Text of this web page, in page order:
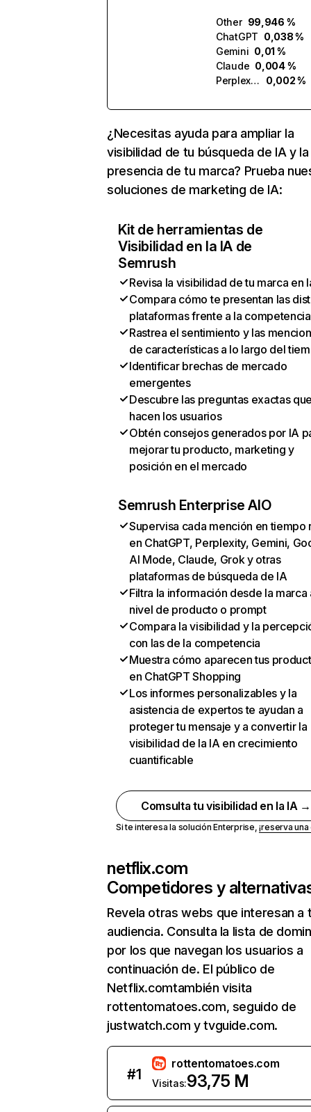
Other 99,946 %
ChatGPT 0,038 %
Gemini 0,01 %
Claude 0,004 %
Perplexity
0,002 %
¿Necesitas ayuda para ampliar la
visibilidad de tu búsqueda de IA y la
presencia de tu marca? Prueba
soluciones de marketing de IA:
Kit de herramientas de
Visibilidad en la IA de
Semrush
Revisa la visibilidad de tu marca en
Compara cómo te presentan las
plataformas frente a la competencia
Rastrea el sentimiento y las
de características a lo largo del
Identificar brechas de mercado
emergentes
Descubre las preguntas exactas
hacen los usuarios
Obtén consejos generados por IA
mejorar tu producto, marketing y
posición en el mercado
Semrush Enterprise AIO
Supervisa cada mención en tiempo
en ChatGPT, Perplexity, Gemini,
AI Mode, Claude, Grok y otras
plataformas de búsqueda de IA
Filtra la información desde la marca
nivel de producto o prompt
Compara la visibilidad y la
con las de la competencia
Muestra cómo aparecen tus
en ChatGPT Shopping
Los informes personalizables y la
asistencia de expertos te ayudan a
proteger tu mensaje y a convertir la
visibilidad de la IA en crecimiento
cuantificable
Comsulta tu visibilidad en la IA →
Si te interesa la solución Enterprise,¡reserva
netflix.com
Competidores y
Revela otras webs que interesan a
audiencia. Consulta la lista de
por los que navegan los usuarios a
continuación de. El público de
Netflix.comtambién visita
rottentomatoes.com, seguido de
justwatch.com y tvguide.com.
#1
rottentomatoes.com
Visitas:93,75 M